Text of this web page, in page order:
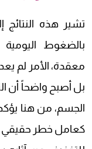
تشير هذه النتائج
بالضغوط
معقدة، الأمر لم
بل أصبح واضحاً أن
الجسم، من هنا
كعامل خطر حقيقي